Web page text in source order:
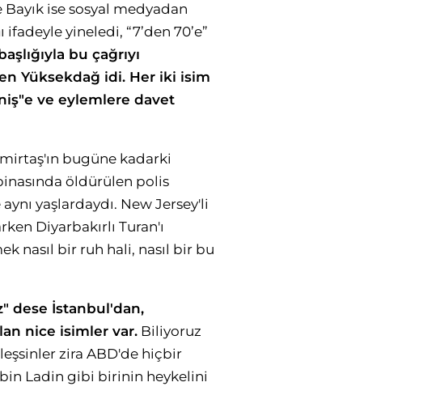
Bayık ise sosyal medyadan
ifadeyle yineledi, “7’den 70’e”
bu çağrıyı
Yüksekdağ idi. Her iki isim
ve eylemlere davet
bugüne kadarki
öldürülen polis
yaşlardaydı. New Jersey'li
Diyarbakırlı Turan'ı
nasıl bir ruh hali, nasıl bir bu
dese İstanbul'dan,
nice isimler var. Biliyoruz
zira ABD'de hiçbir
bin Ladin gibi birinin heykelini